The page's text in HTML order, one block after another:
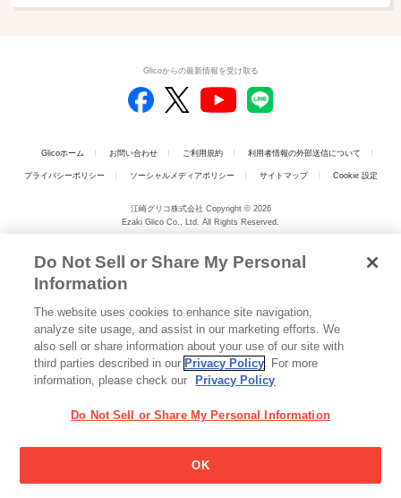
Glicoからの最新情報を受け取る
Glicoホーム お問い合わせ ご利用規約 利用者情報の外部送信について
プライバシーポリシー ソーシャルメディアポリシー サイトマップ Cookie 設定
江崎グリコ株式会社 Copyright © 2026
Ezaki Glico Co., Ltd. All Rights Reserved.
Do Not Sell or Share My Personal
Information
The website uses cookies to enhance site navigation,
analyze site usage, and assist in our marketing efforts. We
also sell or share information about your use of our site with
third parties described in our Privacy Policy. For more
information, please check our
Privacy Policy
Do Not Sell or Share My Personal Information
OK